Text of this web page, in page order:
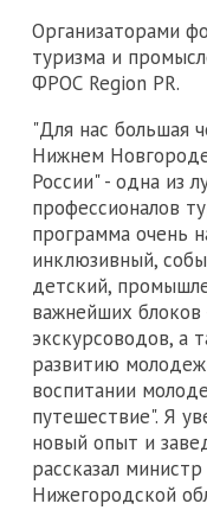
Организаторами
туризма и
ФРОС Region PR.
"Для нас большая
Нижнем
России" - одна из
профессионалов
программа очень
инклюзивный,
детский,
важнейших блоков
экскурсоводов, а
развитию
воспитании
путешествие". Я
новый опыт и
рассказал
Нижегородской